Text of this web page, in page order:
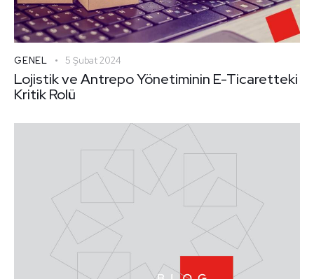
GENEL 5 Şubat 2024
Lojistik ve Antrepo Yönetiminin E-Ticaretteki
Kritik Rolü